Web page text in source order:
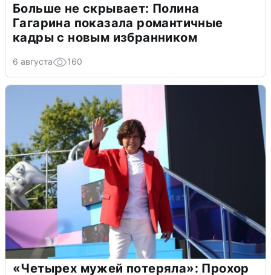
Больше не скрывает: Полина
Гагарина показала романтичные
кадры с новым избранником
6 августа 160
«Четырех мужей потеряла»: Прохор